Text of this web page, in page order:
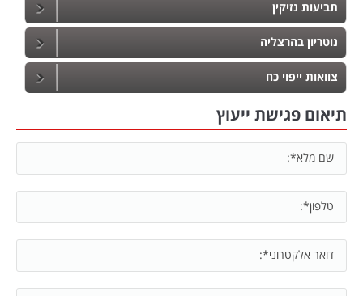
תביעות נזיקין
נוטריון בהרצליה
צוואות ייפוי כח
תיאום פגישת ייעוץ